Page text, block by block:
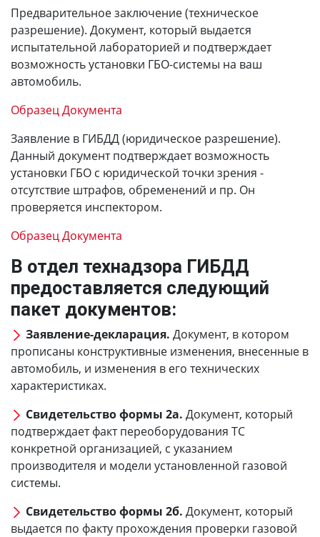
Предварительное заключение (техническое
разрешение). Документ, который выдается
испытательной лабораторией и подтверждает
возможность установки ГБО-системы на ваш
автомобиль.
Образец Документа
Заявление в ГИБДД (юридическое разрешение).
Данный документ подтверждает возможность
установки ГБО с юридической точки зрения -
отсутствие штрафов, обременений и пр. Он
проверяется инспектором.
Образец Документа
В отдел технадзора ГИБДД
предоставляется следующий
пакет документов:
Заявление-декларация. Документ, в котором
прописаны конструктивные изменения, внесенные в
автомобиль, и изменения в его технических
характеристиках.
Свидетельство формы 2а. Документ, который
подтверждает факт переоборудования ТС
конкретной организацией, с указанием
производителя и модели установленной газовой
системы.
Свидетельство формы 2б. Документ, который
выдается по факту прохождения проверки газовой